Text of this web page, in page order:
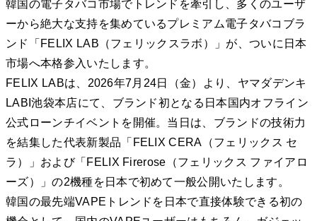
韓国の電子タバコ市場でトレンドを牽引し、多くのユーザ
ーから絶大な支持を集めているプレミアム電子タバコブラ
ンド「FELIX LAB（フェリックスラボ）」が、ついに日本
市場へ本格参入いたします。
FELIX LABは、2026年7月24日（金）より、ヤマダデンキ
LABI池袋本店にて、ブランド初となる日本国内オフライン
公式ローンチイベントを開催。当日は、ブランドの技術力
を結集した代表新製品「FELIX CERA（フェリックス セ
ラ）」および「FELIX Firerose（フェリックス ファイアロ
ーズ）」の2機種を日本で初めて一般公開いたします。
韓国の最先端VAPEトレンドを日本で直接体験できる初の